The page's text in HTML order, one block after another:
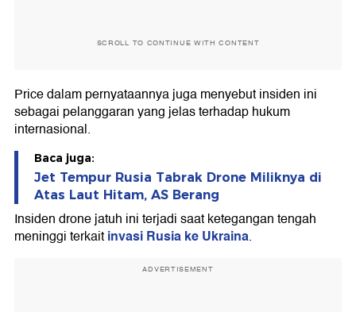
SCROLL TO CONTINUE WITH CONTENT
Price dalam pernyataannya juga menyebut insiden ini
sebagai pelanggaran yang jelas terhadap hukum
internasional.
Baca juga:
Jet Tempur Rusia Tabrak Drone Miliknya di
Atas Laut Hitam, AS Berang
Insiden drone jatuh ini terjadi saat ketegangan tengah
meninggi terkaitinvasi Rusia ke Ukraina.
ADVERTISEMENT